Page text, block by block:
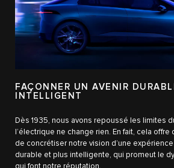
FAÇONNER UN AVENIR
INTELLIGENT
Dès 1935, nous avons repoussé les limites
l’électrique ne change rien. En fait, cela offre
de concrétiser notre vision d’une
durable et plus intelligente, qui promeut le
qui font notre réputation.